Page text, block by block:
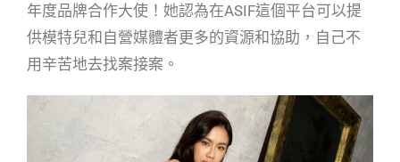
年度品牌合作大使！她認為在ASIF這個平台可以提
供模特兒和自營媒體者更多的資源和協助，自己不
用辛苦地去找案接案。